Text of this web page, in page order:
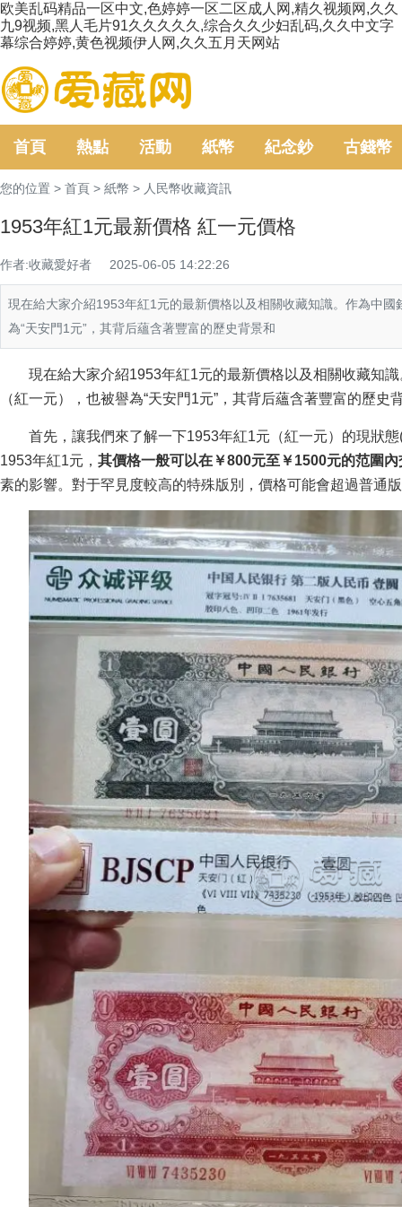
欧美乱码精品一区中文,色婷婷一区二区成人网,精久视频网,久久
九9视频,黑人毛片91久久久久久,综合久久少妇乱码,久久中文字
幕综合婷婷,黄色视频伊人网,久久五月天网站
首頁 熱點 活動 紙幣 紀念鈔 古錢幣
您的位置 > 首頁 > 紙幣 > 人民幣收藏資訊
1953年紅1元最新價格 紅一元價格
作者:收藏愛好者 2025-06-05 14:22:26
現在給大家介紹1953年紅1元的最新價格以及相關收藏知識。作為中
為“天安門1元”，其背后蘊含著豐富的歷史背景和
現在給大家介紹1953年紅1元的最新價格以及相關收藏知識
（紅一元），也被譽為“天安門1元”，其背后蘊含著豐富的歷
首先，讓我們來了解一下1953年紅1元（紅一元）的現狀
1953年紅1元， 其價格一般可以在￥800元至￥1500元的范圍內
素的影響。對于罕見度較高的特殊版別，價格可能會超過普通